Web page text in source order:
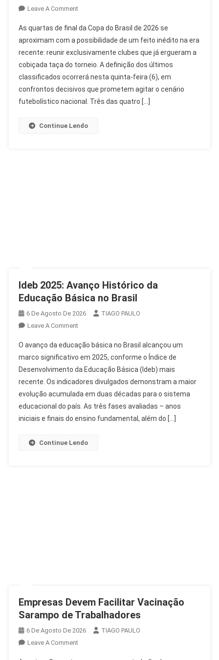
Leave A CommentOn
Do
Brasil:
Quartas
De
Final
Podem
Ser
As quartas de final da Copa do Brasil de 2026 se
aproximam com a possibilidade de um feito inédito na era
recente: reunir exclusivamente clubes que já ergueram a
cobiçada taça do torneio. A definição dos últimos
classificados ocorrerá nesta quinta-feira (6), em
confrontos decisivos que prometem agitar o cenário
futebolístico nacional. Três das quatro […]
Continue Lendo
Ideb 2025: Avanço Histórico da
Educação Básica no Brasil
6 De Agosto De 2026
TIAGO PAULO
Leave A CommentOn
2025:
Avanço
Histórico
Da
Educação
Básica
O avanço da educação básica no Brasil alcançou um
marco significativo em 2025, conforme o Índice de
Desenvolvimento da Educação Básica (Ideb) mais
recente. Os indicadores divulgados demonstram a maior
evolução acumulada em duas décadas para o sistema
educacional do país. As três fases avaliadas – anos
iniciais e finais do ensino fundamental, além do […]
Continue Lendo
Empresas Devem Facilitar Vacinação
Sarampo de Trabalhadores
6 De Agosto De 2026
TIAGO PAULO
Leave A CommentOn